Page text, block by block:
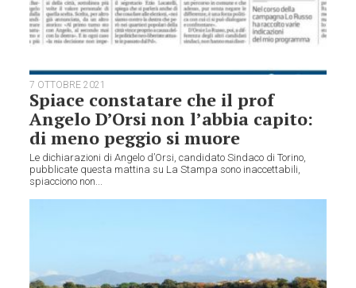
7 OTTOBRE 2021
Spiace constatare che il prof
Angelo D’Orsi non l’abbia capito:
di meno peggio si muore
Le dichiarazioni di Angelo d’Orsi, candidato Sindaco di Torino,
pubblicate questa mattina su La Stampa sono inaccettabili,
spiacciono non...